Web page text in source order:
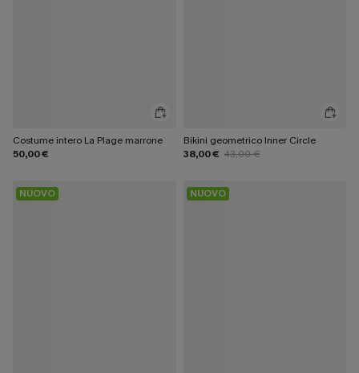
Costume intero La Plage marrone
50,00 €
Bikini geometrico Inner Circle
38,00 € 43,00 €
NUOVO NUOVO